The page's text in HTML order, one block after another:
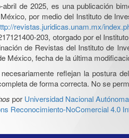
de 2025, es una publicación
por medio del Instituto de
revistas.juridicas.unam.mx/
203, otorgado por el
de Revistas del Instituto de
México, fecha de la última
reflejan la postura
de forma correcta. No se
por Universidad Nacional
Reconocimiento-NoComercial 4.0